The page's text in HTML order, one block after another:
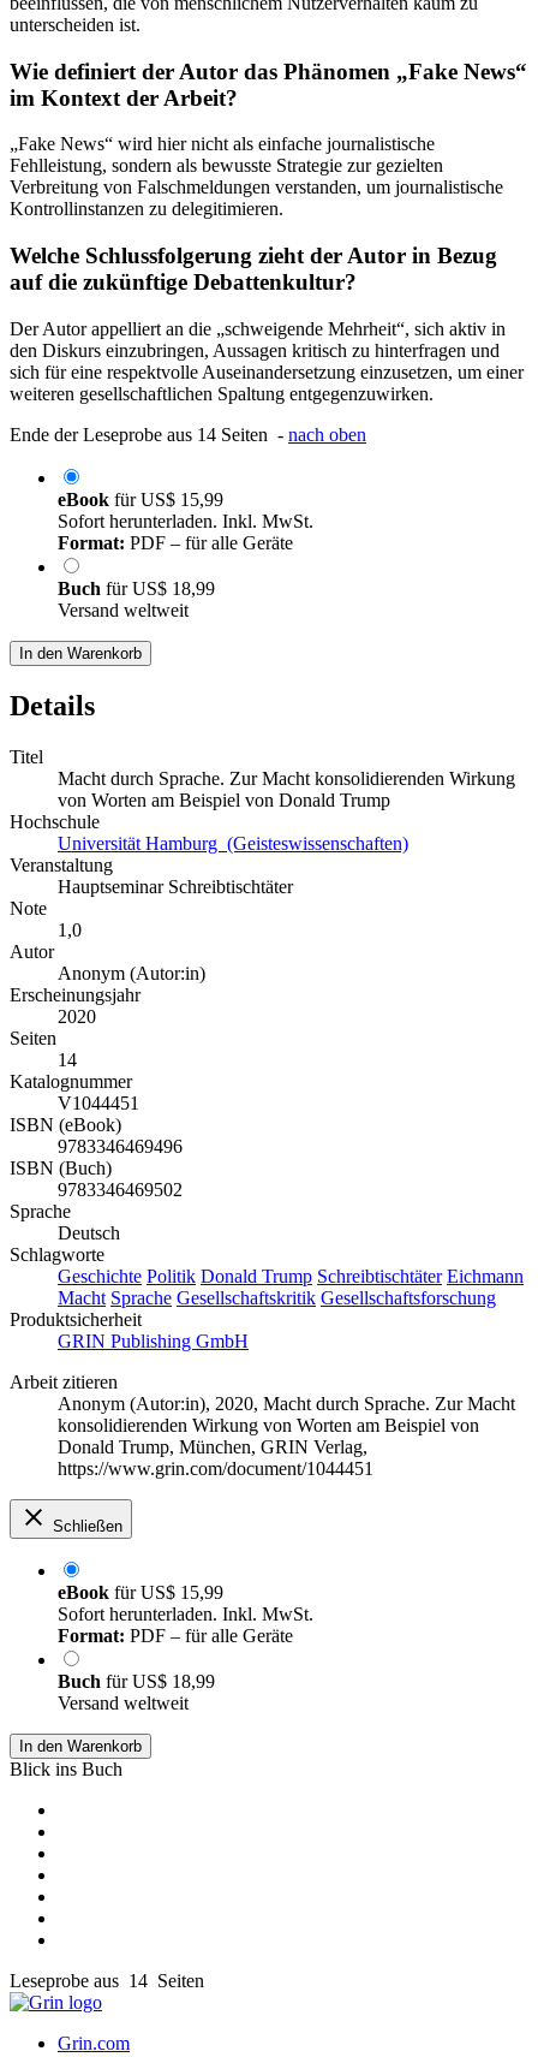
unterscheiden ist.
Wie definiert der Autor das Phänomen „Fake News“
im Kontext der Arbeit?
„Fake News“ wird hier nicht als einfache journalistische
Fehlleistung, sondern als bewusste Strategie zur gezielten
Verbreitung von Falschmeldungen verstanden, um journalistische
Kontrollinstanzen zu delegitimieren.
Welche Schlussfolgerung zieht der Autor in Bezug
auf die zukünftige Debattenkultur?
Der Autor appelliert an die „schweigende Mehrheit“, sich aktiv in
den Diskurs einzubringen, Aussagen kritisch zu hinterfragen und
sich für eine respektvolle Auseinandersetzung einzusetzen, um einer
weiteren gesellschaftlichen Spaltung entgegenzuwirken.
Ende der Leseprobe aus 14 Seiten - nach oben
eBook fürUS$ 15,99
Sofort herunterladen. Inkl. MwSt.
Format: PDF – für alle Geräte
Buch fürUS$ 18,99
Versand weltweit
In den Warenkorb
Details
Titel
Macht durch Sprache. Zur Macht konsolidierenden Wirkung
von Worten am Beispiel von Donald Trump
Hochschule
Universität Hamburg (Geisteswissenschaften)
Veranstaltung
Hauptseminar Schreibtischtäter
Note
1,0
Autor
Anonym (Autor:in)
Erscheinungsjahr
2020
Seiten
14
Katalognummer
V1044451
ISBN (eBook)
9783346469496
ISBN (Buch)
9783346469502
Sprache
Deutsch
Schlagworte
Geschichte Politik Donald Trump Schreibtischtäter Eichmann
Macht Sprache Gesellschaftskritik Gesellschaftsforschung
Produktsicherheit
GRIN Publishing GmbH
Arbeit zitieren
Anonym (Autor:in), 2020, Macht durch Sprache. Zur Macht
konsolidierenden Wirkung von Worten am Beispiel von
Donald Trump, München, GRIN Verlag,
https://www.grin.com/document/1044451
Schließen
eBook fürUS$ 15,99
Sofort herunterladen. Inkl. MwSt.
Format: PDF – für alle Geräte
Buch fürUS$ 18,99
Versand weltweit
In den Warenkorb
Blick ins Buch
Leseprobe aus 14 Seiten
Grin.com